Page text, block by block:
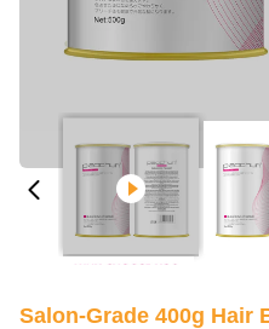
Salon-Grade 400g Hair